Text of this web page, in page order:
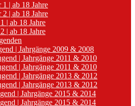
1 | ab 18 Jahre
2 | ab 18 Jahre
| ab 18 Jahre
| ab 18 Jahre
| Jahrgänge 2009 & 2008
| Jahrgänge 2011 & 2010
| Jahrgänge 2011 & 2010
| Jahrgänge 2013 & 2012
| Jahrgänge 2013 & 2012
| Jahrgänge 2015 & 2014
| Jahrgänge 2015 & 2014